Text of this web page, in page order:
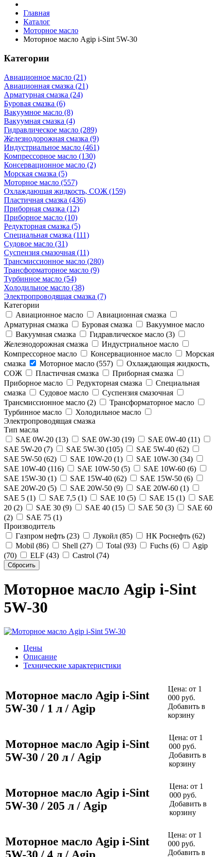
Главная
Каталог
Моторное масло
Моторное масло Agip i-Sint 5W-30
Категории
Авиационное масло (21)
Авиационная смазка (21)
Арматурная смазка (24)
Буровая смазка (6)
Вакуумное масло (8)
Вакуумная смазка (4)
Гидравлическое масло (289)
Железнодорожная смазка (9)
Индустриальное масло (461)
Компрессорное масло (130)
Консервационное масло (2)
Морская смазка (5)
Моторное масло (557)
Охлаждающая жидкость, СОЖ (159)
Пластичная смазка (436)
Приборная смазка (12)
Приборное масло (10)
Редукторная смазка (5)
Специальная смазка (111)
Судовое масло (31)
Суспензия смазочная (11)
Трансмиссионное масло (280)
Трансформаторное масло (9)
Турбинное масло (54)
Холодильное масло (38)
Электропроводящая смазка (7)
Категории
Авиационное масло
Авиационная смазка
Арматурная смазка
Буровая смазка
Вакуумное масло
Вакуумная смазка
Гидравлическое масло (3)
Железнодорожная смазка
Индустриальное масло
Компрессорное масло
Консервационное масло
Морская
смазка
Моторное масло (557)
Охлаждающая жидкость,
СОЖ
Пластичная смазка
Приборная смазка
Приборное масло
Редукторная смазка
Специальная
смазка
Судовое масло
Суспензия смазочная
Трансмиссионное масло (2)
Трансформаторное масло
Турбинное масло
Холодильное масло
Электропроводящая смазка
Тип масла
SAE 0W-20 (13)
SAE 0W-30 (19)
SAE 0W-40 (11)
SAE 5W-20 (7)
SAE 5W-30 (105)
SAE 5W-40 (62)
SAE 5W-50 (62)
SAE 10W-20 (1)
SAE 10W-30 (34)
SAE 10W-40 (116)
SAE 10W-50 (5)
SAE 10W-60 (6)
SAE 15W-30 (1)
SAE 15W-40 (62)
SAE 15W-50 (6)
SAE 20W-20 (5)
SAE 20W-50 (9)
SAE 20W-60 (1)
SAE 5 (1)
SAE 7,5 (1) SAE 10 (5) SAE 15 (1)
SAE
20 (2)
SAE 30 (9) SAE 40 (15) SAE 50 (3)
SAE 60
(2)
SAE 75 (1)
Производитель
Газпром нефть (23)
Лукойл (85)
НК Роснефть (62)
Mobil (86)
Shell (27) Total (93) Fuchs (6)
Agip
(70)
ELF (43) Castrol (74)
Моторное масло Agip i-Sint
5W-30
Цены
Описание
Технические характеристики
Моторное масло Agip i-Sint
5W-30 / 1 л / Agip
Цена: от 1
000 руб.
Добавить в
корзину
Моторное масло Agip i-Sint
5W-30 / 20 л / Agip
Цена: от 1
000 руб.
Добавить в
корзину
Моторное масло Agip i-Sint
5W-30 / 205 л / Agip
Цена: от 1
000 руб.
Добавить в
корзину
Моторное масло Agip i-Sint
5W-30 / 4 л / Agip
Цена: от 1
000 руб.
Добавить в